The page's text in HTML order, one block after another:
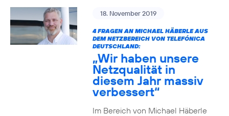
18. November 2019
4 FRAGEN AN MICHAEL HÄBERLE AUS
DEM NETZBEREICH VON TELEFÓNICA
DEUTSCHLAND:
„Wir haben unsere
Netzqualität in
diesem Jahr massiv
verbessert“
Im Bereich von Michael Häberle